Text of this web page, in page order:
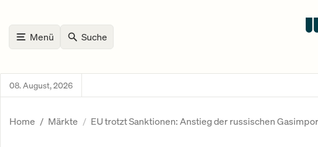
Menü Suche
08. August, 2026
Home Märkte EU trotzt Sanktionen: Anstieg der russischen